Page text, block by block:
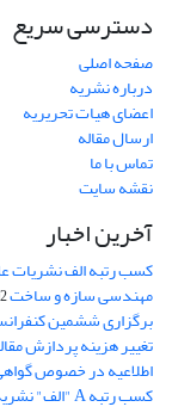
دسترسی سریع
صفحه اصلی
درباره نشریه
اعضای هیات تحریریه
ارسال مقاله
تماس با ما
نقشه سایت
آخرین اخبار
کسب رتبه الف نشریات
مهندسی سازه و ساخت
برگزاری ششمین
تغییر هزینه پردازش
اطلاعیه در خصوص
کسب رتبه A "الف" نشریه مهندسی سازه و ساخت